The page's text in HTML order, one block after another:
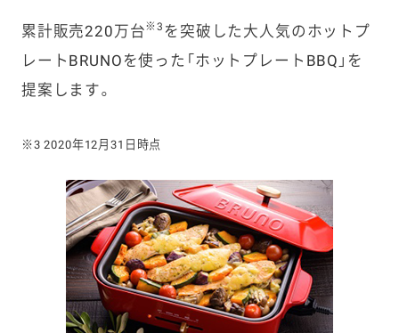
累計販売220万台※3 を突破した大人気のホットプ
レートBRUNOを使った「ホットプレートBBQ」を
提案します。
※3 2020年12月31日時点